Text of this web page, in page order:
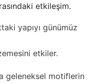
etkileşim.
yapıyı günümüz
etkiler.
geleneksel motiflerin